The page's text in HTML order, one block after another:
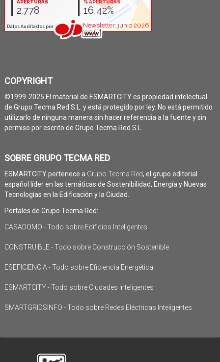
COPYRIGHT
©1999-2025 El material de ESMARTCITY es propiedad intelectual
de Grupo Tecma Red S.L. y está protegido por ley. No está permitido
utilizarlo de ninguna manera sin hacer referencia a la fuente y sin
permiso por escrito de Grupo Tecma Red S.L.
SOBRE GRUPO TECMA RED
ESMARTCITY pertenece a Grupo Tecma Red, el grupo editorial
español líder en las temáticas de Sostenibilidad, Energía y Nuevas
Tecnologías en la Edificación y la Ciudad.
Portales de Grupo Tecma Red:
CASADOMO - Todo sobre Edificios Inteligentes
CONSTRUIBLE - Todo sobre Construcción Sostenible
ESEFICIENCIA - Todo sobre Eficiencia Energética
ESMARTCITY - Todo sobre Ciudades Inteligentes
SMARTGRIDSINFO - Todo sobre Redes Eléctricas Inteligentes